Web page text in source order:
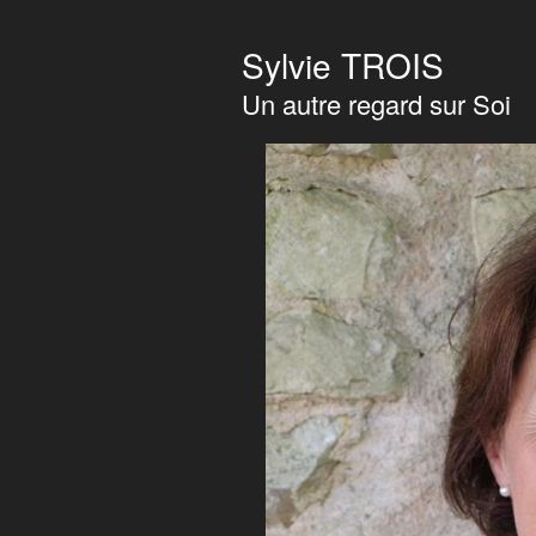
Sylvie TROIS
Un autre regard sur Soi